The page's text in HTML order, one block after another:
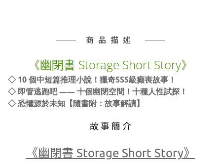
商品描述
《幽閉書 Storage Short Story》
◇ 10 個中短篇推理小說！獵奇SSS級癲喪故事！
◇ 即管逃跑吧 —— 十個幽閉空間！十種人性試探！
◇ 恐懼源於未知【隨書附：故事解讀】
故 事 簡 介
《幽閉書 Storage Short Story》